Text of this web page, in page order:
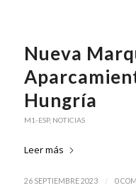
Nueva
Hungría
M1-ESP, NOTICIAS
Leer más
26 SEPTIEMBRE 2023 / 0